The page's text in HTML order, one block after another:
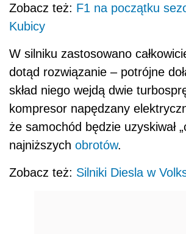
Zobacz też: F1 na początku
Kubicy
W silniku zastosowano
dotąd rozwiązanie – potrójne
skład niego wejdą dwie
kompresor napędzany
że samochód będzie uzyskiwał
najniższych obrotów.
Zobacz też: Silniki Diesla w